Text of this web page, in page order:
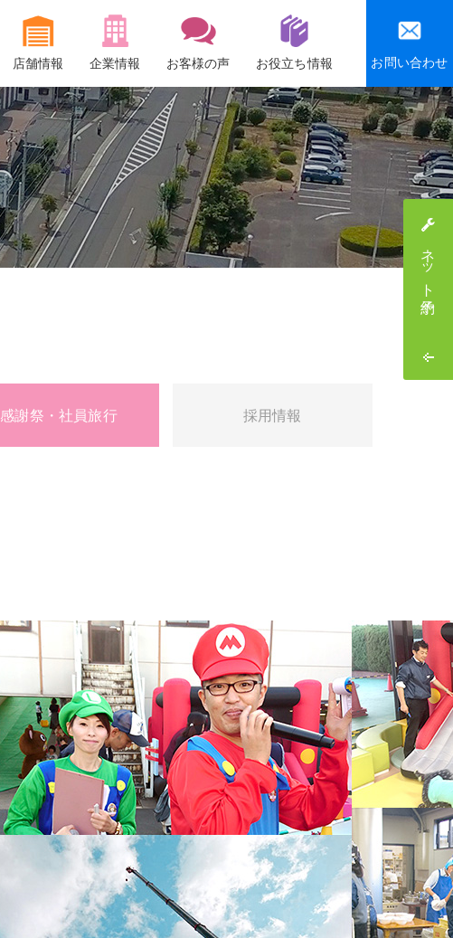
店舗情報 企業情報
会社概要
沿革
社会貢献活動
感謝祭・社員旅行
お客様の声 お役立ち情報 お問い合わせ
感謝祭・社員旅行 採用情報
ネット予約